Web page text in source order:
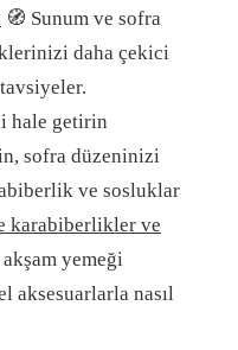
🧭 Sunum ve sofra
daha çekici
hale getirin
sofra düzeninizi
ve sosluklar
karabiberlikler ve
yemeği
aksesuarlarla nasıl